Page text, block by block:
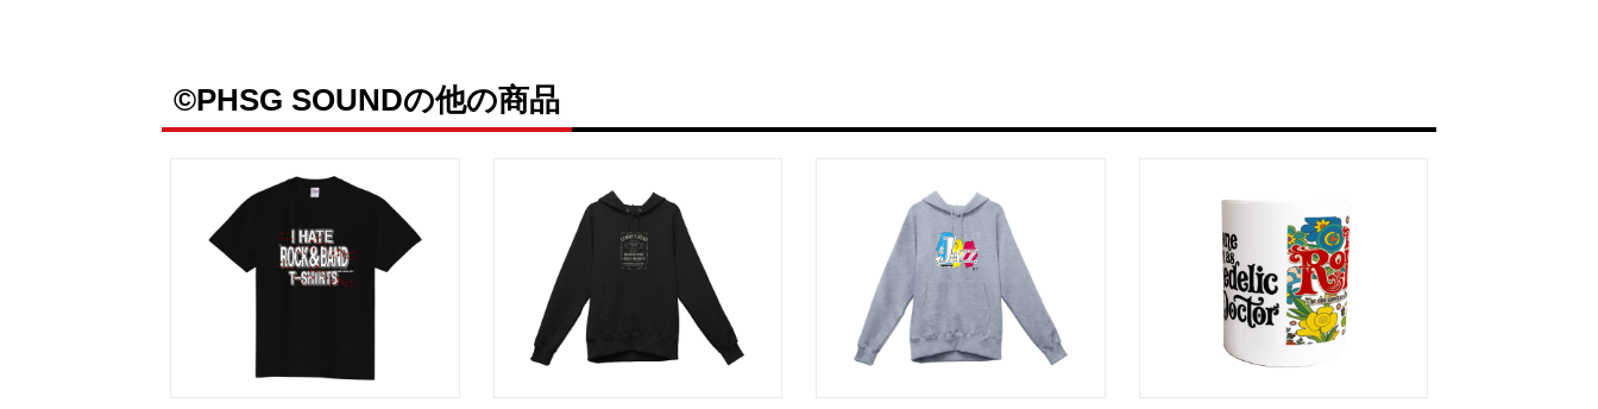
©PHSG SOUNDの他の商品